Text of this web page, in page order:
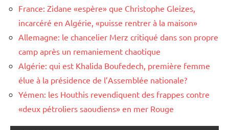
France: Zidane «espère» que Christophe Gleizes,
incarcéré en Algérie, «puisse rentrer à la maison»
Allemagne: le chancelier Merz critiqué dans son propre
camp après un remaniement chaotique
Algérie: qui est Khalida Boufedech, première femme
élue à la présidence de l’Assemblée nationale?
Yémen: les Houthis revendiquent des frappes contre
«deux pétroliers saoudiens» en mer Rouge